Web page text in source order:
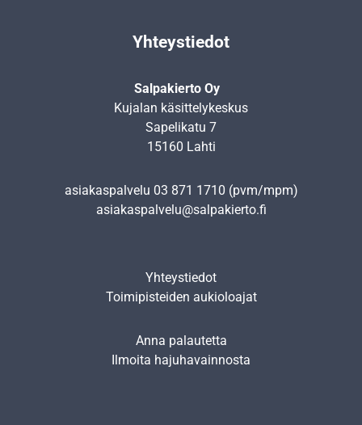
Yhteystiedot
Salpakierto Oy
Kujalan käsittelykeskus
Sapelikatu 7
15160 Lahti
asiakaspalvelu 03 871 1710 (pvm/mpm)
asiakaspalvelu@salpakierto.fi
Yhteystiedot
Toimipisteiden aukioloajat
Anna palautetta
Ilmoita hajuhavainnosta